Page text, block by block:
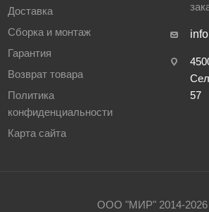
Доставка
Сборка и монтаж
Гарантия
Возврат товара
Политика
конфиденциальности
Карта сайта
57
ООО "МИР" 2014-